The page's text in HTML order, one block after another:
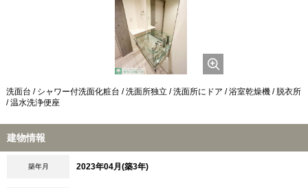
洗面台 / シャワー付洗面化粧台 / 洗面所独立 / 洗面所にドア / 浴室乾燥機 / 脱衣所
/ 温水洗浄便座
建物情報
築年月 2023年04月(築3年)